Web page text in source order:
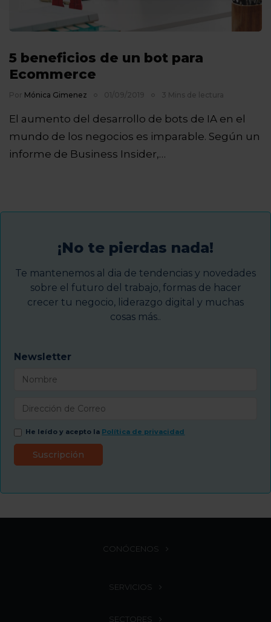
5 beneficios de un bot para
Ecommerce
Por Mónica Gimenez 01/09/2019 3 Mins de lectura
El aumento del desarrollo de bots de IA en el
mundo de los negocios es imparable. Según un
informe de Business Insider,…
¡No te pierdas nada!
Te mantenemos al dia de tendencias y novedades
sobre el futuro del trabajo, formas de hacer
crecer tu negocio, liderazgo digital y muchas
cosas más..
Newsletter
He leído y acepto la Política de privacidad
CONÓCENOS
SERVICIOS
SECTORES